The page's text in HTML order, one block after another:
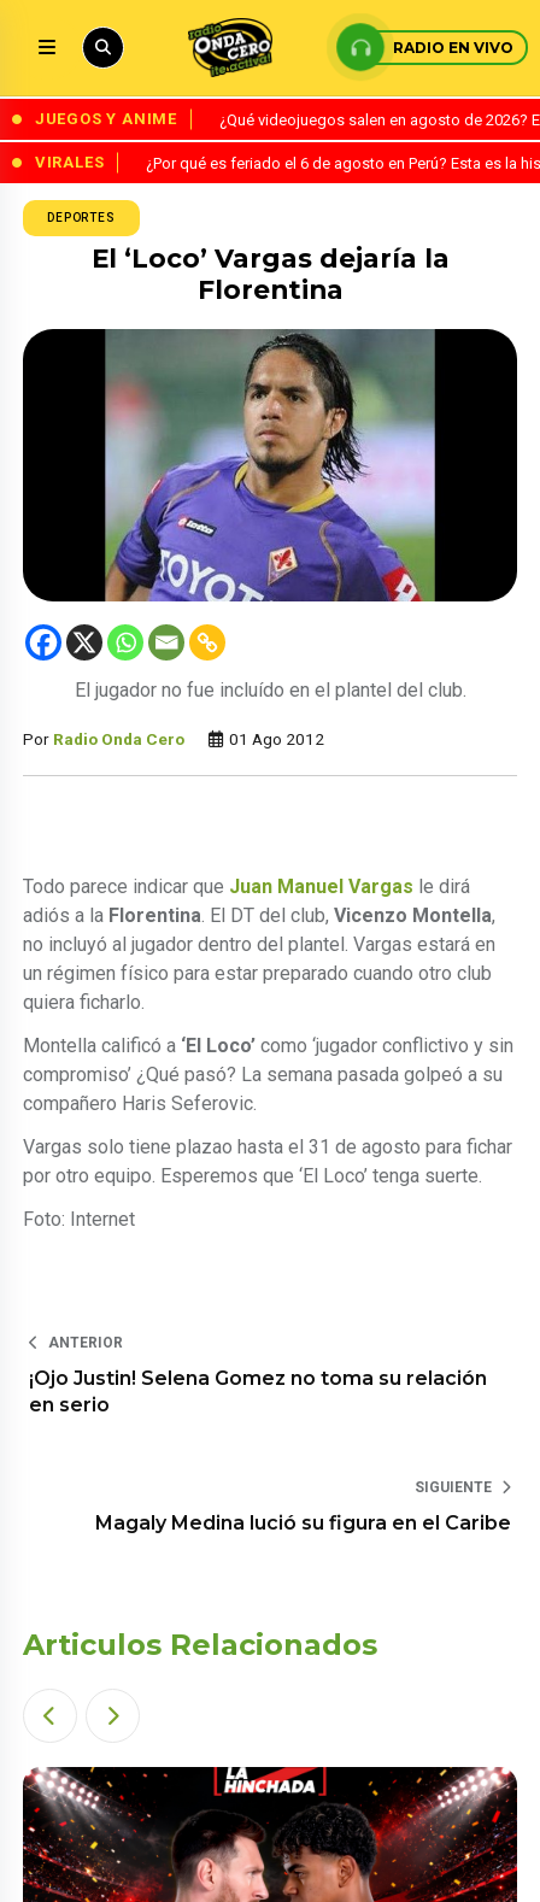
RADIO EN VIVO
JUEGOS Y ANIME ¿Qué videojuegos salen en agosto de
VIRALES ¿Por qué es feriado el 6 de agosto en Perú? Esta es la
DEPORTES
El ‘Loco’ Vargas dejaría la
Florentina
El jugador no fue incluído en el plantel del club.
Por Radio Onda Cero 01 Ago 2012
Todo parece indicar que Juan Manuel Vargas le dirá
adiós a la Florentina. El DT del club,Vicenzo Montella,
no incluyó al jugador dentro del plantel. Vargas estará en
un régimen físico para estar preparado cuando otro club
quiera ficharlo.
Montella calificó a ‘El Loco’ como ‘jugador conflictivo y sin
compromiso’ ¿Qué pasó? La semana pasada golpeó a su
compañero Haris Seferovic.
Vargas solo tiene plazao hasta el 31 de agosto para fichar
por otro equipo. Esperemos que ‘El Loco’ tenga suerte.
Foto: Internet
ANTERIOR
¡Ojo Justin! Selena Gomez no toma su relación
en serio
SIGUIENTE
Magaly Medina lució su figura en el Caribe
Articulos Relacionados